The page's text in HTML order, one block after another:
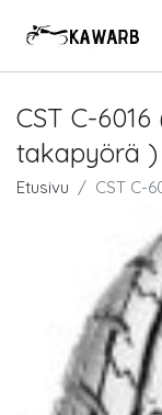
CST C-
takapyörä )
Etusivu CST C-